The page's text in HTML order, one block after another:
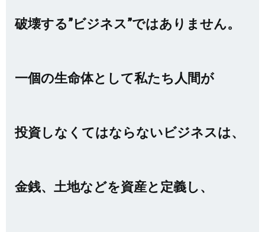
破壊する”ビジネス”ではありません。
一個の生命体として私たち人間が
投資しなくてはならないビジネスは、
金銭、土地などを資産と定義し、